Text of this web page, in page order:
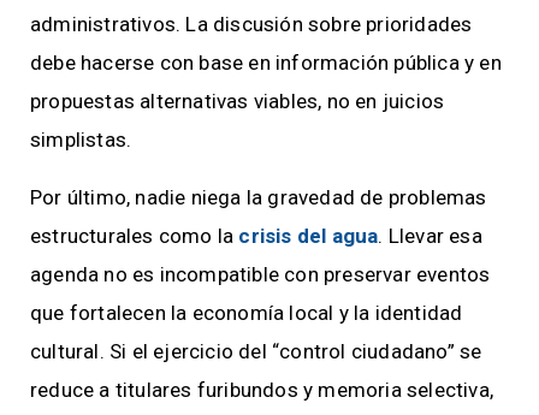
administrativos. La discusión sobre prioridades
debe hacerse con base en información pública y en
propuestas alternativas viables, no en juicios
simplistas.
Por último, nadie niega la gravedad de problemas
estructurales como la crisis del agua. Llevar esa
agenda no es incompatible con preservar eventos
que fortalecen la economía local y la identidad
cultural. Si el ejercicio del “control ciudadano” se
reduce a titulares furibundos y memoria selectiva,